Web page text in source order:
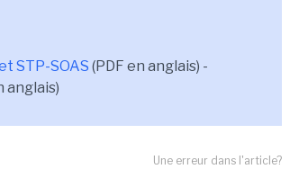
STP-SOAS (PDF en anglais) -
anglais)
Une erreur dans l'article?